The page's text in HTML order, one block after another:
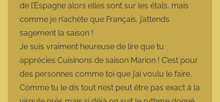
de l’Espagne alors elles sont sur les étals, mais
comme je n’achète que Français, j’attends
sagement la saison !
Je suis vraiment heureuse de lire que tu
apprécies Cuisinons de saison Marion ! C’est pour
des personnes comme toi que j’ai voulu le faire.
Comme tu le dis tout n’est peut être pas exact à la